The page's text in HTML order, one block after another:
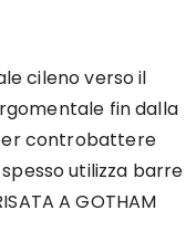
cileno verso il
fin dalla
controbattere
utilizza barre
A GOTHAM